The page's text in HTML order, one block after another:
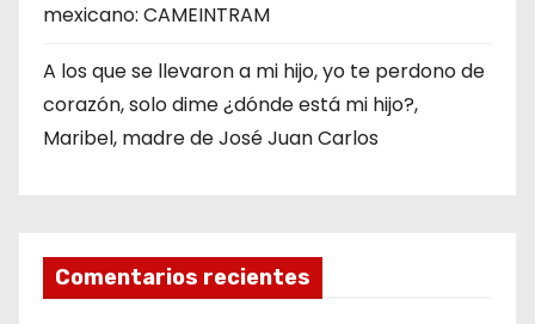
mexicano: CAMEINTRAM
A los que se llevaron a mi hijo, yo te perdono de
corazón, solo dime ¿dónde está mi hijo?,
Maribel, madre de José Juan Carlos
Comentarios recientes